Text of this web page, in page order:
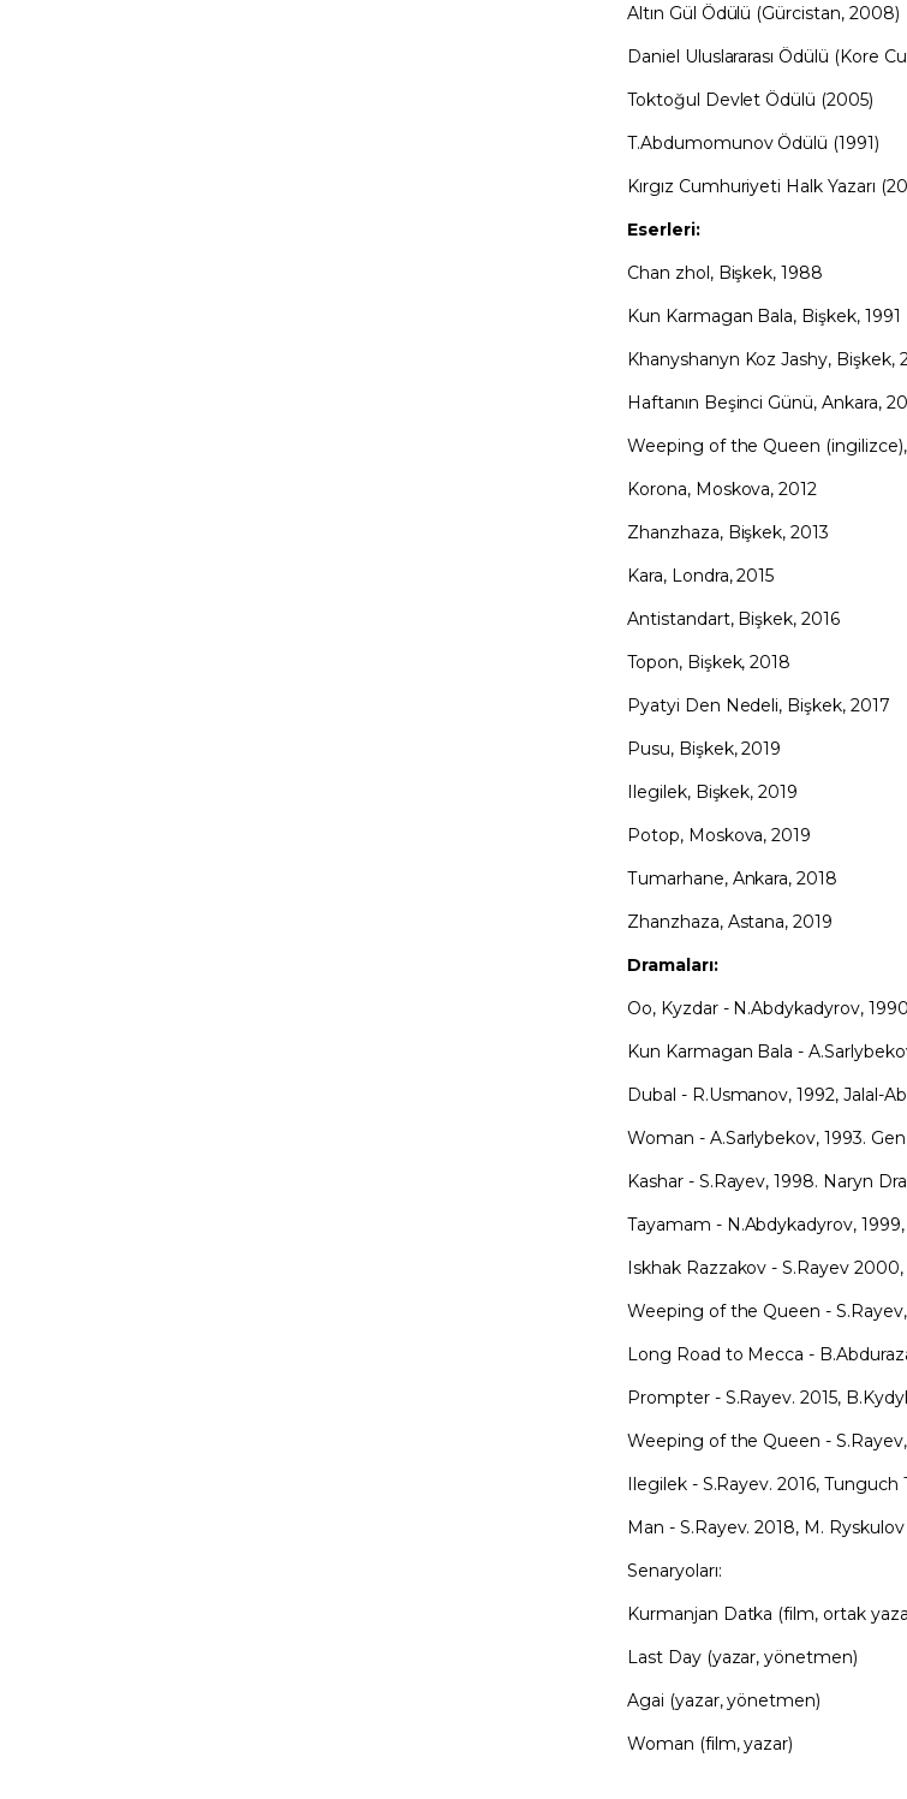
Altın Gül Ödülü (Gürcistan, 2008)
Daniel Uluslararası Ödülü (Kore
Toktoğul Devlet Ödülü (2005)
T.Abdumomunov Ödülü (1991)
Kırgız Cumhuriyeti Halk Yazarı
Eserleri:
Chan zhol, Bişkek, 1988
Kun Karmagan Bala, Bişkek, 1991
Khanyshanyn Koz Jashy, Bişkek,
Haftanın Beşinci Günü, Ankara,
Weeping of the Queen (ingilizce),
Korona, Moskova, 2012
Zhanzhaza, Bişkek, 2013
Kara, Londra, 2015
Antistandart, Bişkek, 2016
Topon, Bişkek, 2018
Pyatyi Den Nedeli, Bişkek, 2017
Pusu, Bişkek, 2019
Ilegilek, Bişkek, 2019
Potop, Moskova, 2019
Тumarhane, Ankara, 2018
Zhanzhaza, Astana, 2019
Dramaları:
Oo, Kyzdar - N.Abdykadyrov,
Kun Karmagan Bala -
Dubal - R.Usmanov, 1992, Jalal-
Woman - A.Sarlybekov, 1993.
Kashar - S.Rayev, 1998. Naryn
Tayamam - N.Abdykadyrov,
Iskhak Razzakov - S.Rayev 2000,
Weeping of the Queen -
Long Road to Mecca -
Prompter - S.Rayev. 2015,
Weeping of the Queen -
Ilegilek - S.Rayev. 2016, Tunguch
Man - S.Rayev. 2018, M.
Senaryoları:
Kurmanjan Datka (film, ortak
Last Day (yazar, yönetmen)
Agai (yazar, yönetmen)
Woman (film, yazar)